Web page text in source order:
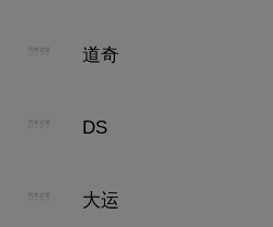
道奇
DS
大运